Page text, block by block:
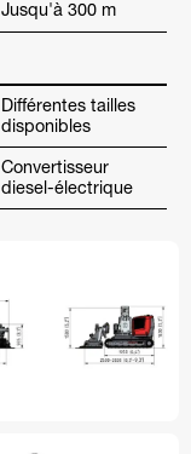
Jusqu'à 300 m
Différentes tailles
disponibles
Convertisseur
diesel-électrique